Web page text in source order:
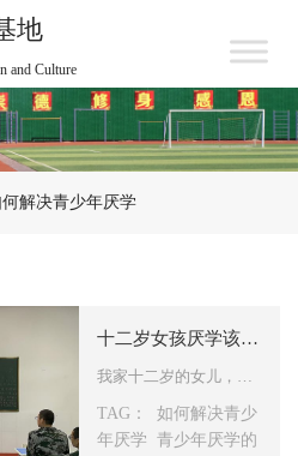
地
and Culture
解决青少年厌学
十二岁女孩厌学该如何应对？剖析青少年厌学心理的成因与解决办法
我家十二岁的女儿，刚上初一那会儿还挺正常的，可最近这段时间，她却突然不想去基地了，每次都得父母陪着才肯去，不然说什么也不愿意踏进校园。 我们实在是没辙了，恳请李老师能为我们指点迷津，非常感谢！ “厌学症” 指的是青少年在很长一段时间里，对基地怀有恐惧心理，无法适应并参与正常的学习生活。…
TAG：
如何解决青少
年厌学 青少年厌学的